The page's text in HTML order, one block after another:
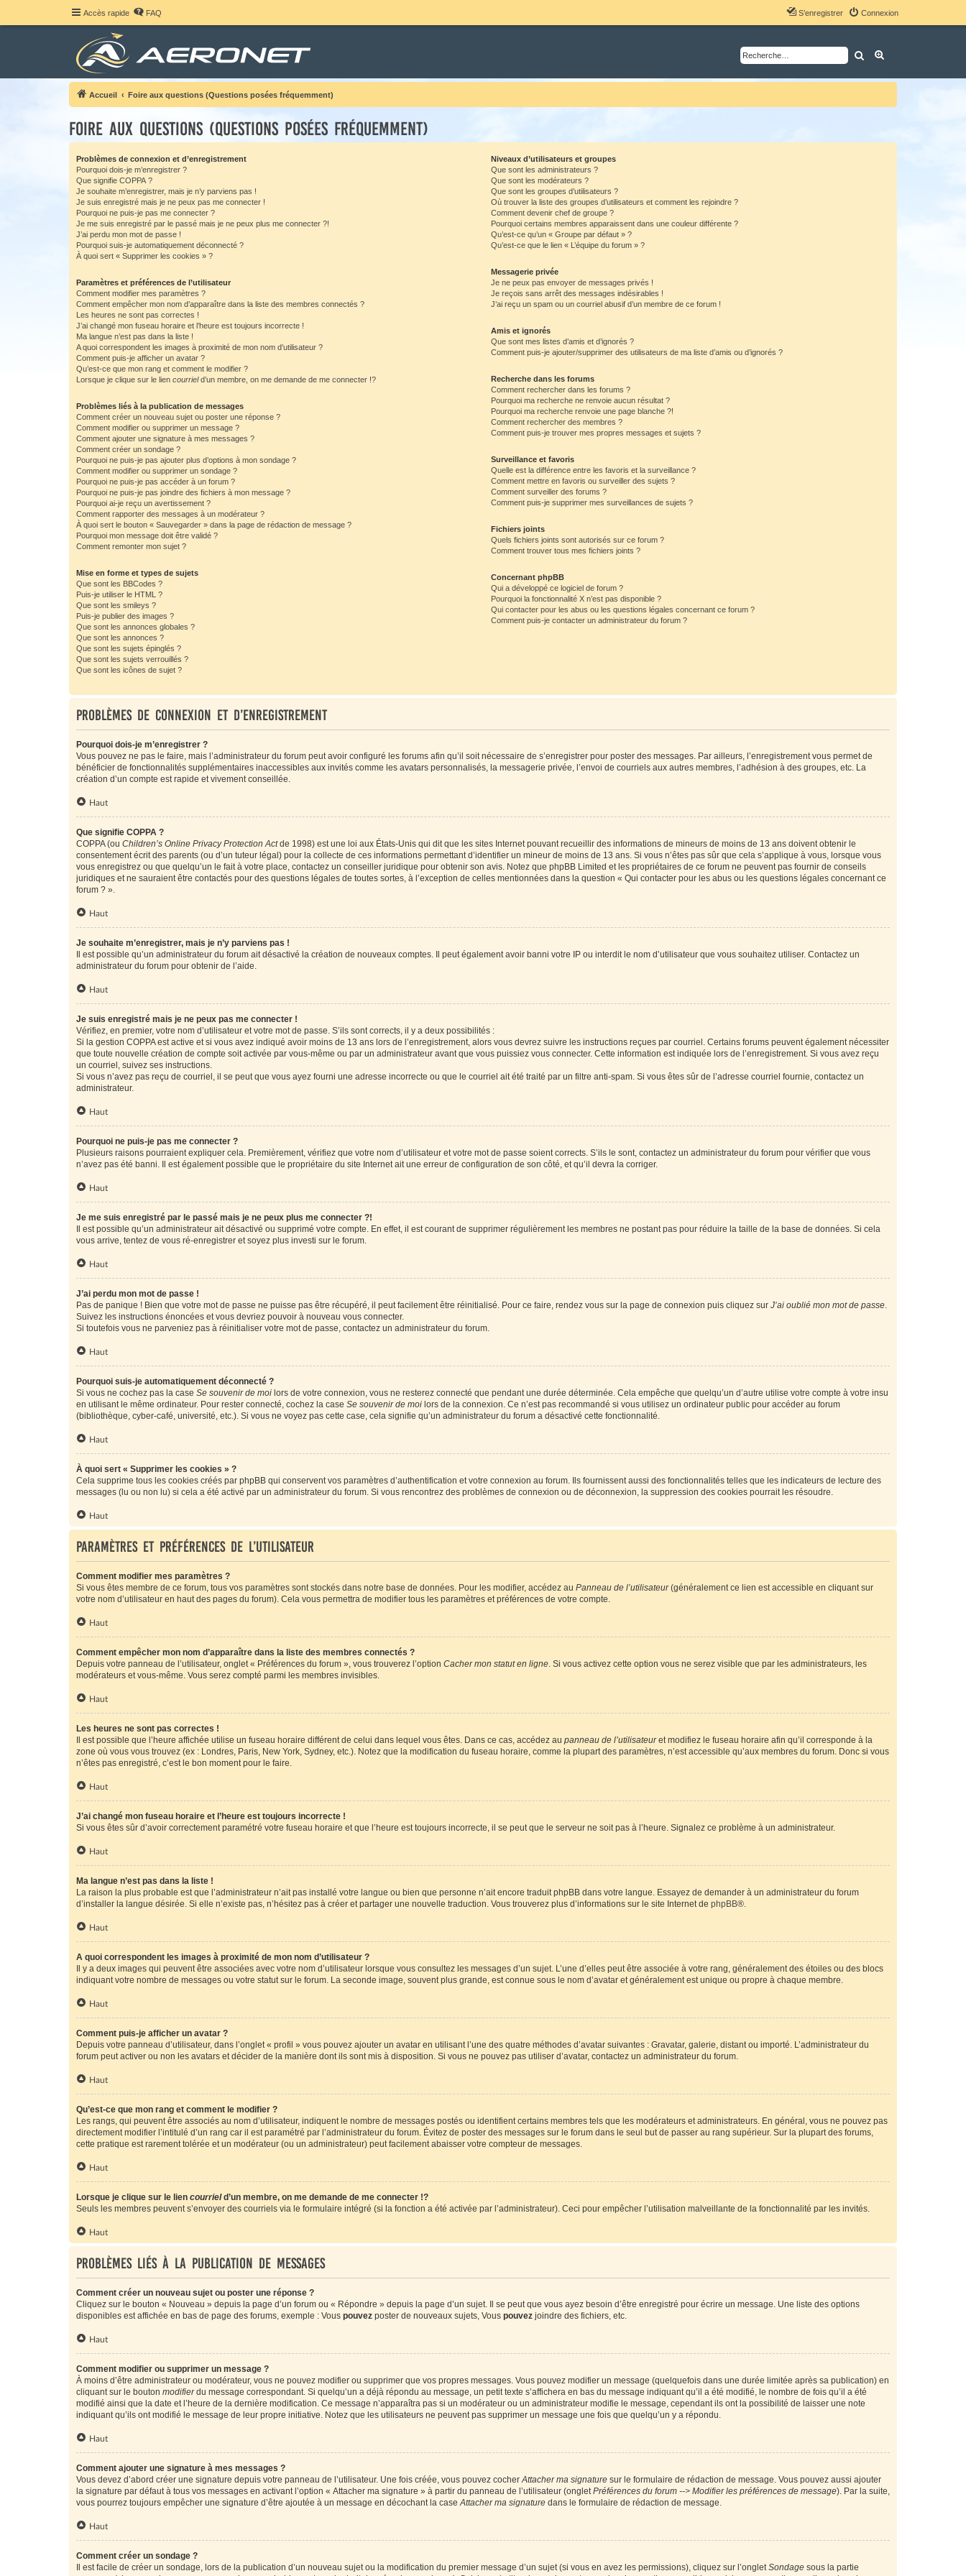
Accès rapide FAQ Connexion
S’enregistrer
Rechercher
Accueil Foire aux questions (Questions posées fréquemment)
Foire aux questions (Questions posées fréquemment)
Problèmes de connexion et d’enregistrement
Pourquoi dois-je m’enregistrer ?
Que signifie COPPA ?
Je souhaite m’enregistrer, mais je n’y parviens pas !
Je suis enregistré mais je ne peux pas me connecter !
Pourquoi ne puis-je pas me connecter ?
Je me suis enregistré par le passé mais je ne peux plus me connecter ?!
J’ai perdu mon mot de passe !
Pourquoi suis-je automatiquement déconnecté ?
À quoi sert « Supprimer les cookies » ?
Paramètres et préférences de l’utilisateur
Comment modifier mes paramètres ?
Comment empêcher mon nom d’apparaître dans la liste des membres connectés ?
Les heures ne sont pas correctes !
J’ai changé mon fuseau horaire et l’heure est toujours incorrecte !
Ma langue n’est pas dans la liste !
A quoi correspondent les images à proximité de mon nom d’utilisateur ?
Comment puis-je afficher un avatar ?
Qu’est-ce que mon rang et comment le modifier ?
Lorsque je clique sur le lien courrield’un membre, on me demande de me connecter !?
Problèmes liés à la publication de messages
Comment créer un nouveau sujet ou poster une réponse ?
Comment modifier ou supprimer un message ?
Comment ajouter une signature à mes messages ?
Comment créer un sondage ?
Pourquoi ne puis-je pas ajouter plus d’options à mon sondage ?
Comment modifier ou supprimer un sondage ?
Pourquoi ne puis-je pas accéder à un forum ?
Pourquoi ne puis-je pas joindre des fichiers à mon message ?
Pourquoi ai-je reçu un avertissement ?
Comment rapporter des messages à un modérateur ?
À quoi sert le bouton « Sauvegarder » dans la page de rédaction de message ?
Pourquoi mon message doit être validé ?
Comment remonter mon sujet ?
Mise en forme et types de sujets
Que sont les BBCodes ?
Puis-je utiliser le HTML ?
Que sont les smileys ?
Puis-je publier des images ?
Que sont les annonces globales ?
Que sont les annonces ?
Que sont les sujets épinglés ?
Que sont les sujets verrouillés ?
Que sont les icônes de sujet ?
Niveaux d’utilisateurs et groupes
Que sont les administrateurs ?
Que sont les modérateurs ?
Que sont les groupes d’utilisateurs ?
Où trouver la liste des groupes d’utilisateurs et comment les rejoindre ?
Comment devenir chef de groupe ?
Pourquoi certains membres apparaissent dans une couleur différente ?
Qu’est-ce qu’un « Groupe par défaut » ?
Qu’est-ce que le lien « L’équipe du forum » ?
Messagerie privée
Je ne peux pas envoyer de messages privés !
Je reçois sans arrêt des messages indésirables !
J’ai reçu un spam ou un courriel abusif d’un membre de ce forum !
Amis et ignorés
Que sont mes listes d’amis et d’ignorés ?
Comment puis-je ajouter/supprimer des utilisateurs de ma liste d’amis ou d’ignorés ?
Recherche dans les forums
Comment rechercher dans les forums ?
Pourquoi ma recherche ne renvoie aucun résultat ?
Pourquoi ma recherche renvoie une page blanche ?!
Comment rechercher des membres ?
Comment puis-je trouver mes propres messages et sujets ?
Surveillance et favoris
Quelle est la différence entre les favoris et la surveillance ?
Comment mettre en favoris ou surveiller des sujets ?
Comment surveiller des forums ?
Comment puis-je supprimer mes surveillances de sujets ?
Fichiers joints
Quels fichiers joints sont autorisés sur ce forum ?
Comment trouver tous mes fichiers joints ?
Concernant phpBB
Qui a développé ce logiciel de forum ?
Pourquoi la fonctionnalité X n’est pas disponible ?
Qui contacter pour les abus ou les questions légales concernant ce forum ?
Comment puis-je contacter un administrateur du forum ?
Problèmes de connexion et d’enregistrement
Pourquoi dois-je m’enregistrer ?
Vous pouvez ne pas le faire, mais l’administrateur du forum peut avoir configuré les forums afin qu’il soit nécessaire de s’enregistrer pour poster des messages. Par ailleurs, l’enregistrement vous permet de
bénéficier de fonctionnalités supplémentaires inaccessibles aux invités comme les avatars personnalisés, la messagerie privée, l’envoi de courriels aux autres membres, l’adhésion à des groupes, etc. La
création d’un compte est rapide et vivement conseillée.
Haut
Que signifie COPPA ?
COPPA (ou Children’s Online Privacy Protection Actde 1998) est une loi aux États-Unis qui dit que les sites Internet pouvant recueillir des informations de mineurs de moins de 13 ans doivent obtenir le
consentement écrit des parents (ou d’un tuteur légal) pour la collecte de ces informations permettant d’identifier un mineur de moins de 13 ans. Si vous n’êtes pas sûr que cela s’applique à vous, lorsque vous
vous enregistrez ou que quelqu’un le fait à votre place, contactez un conseiller juridique pour obtenir son avis. Notez que phpBB Limited et les propriétaires de ce forum ne peuvent pas fournir de conseils
juridiques et ne sauraient être contactés pour des questions légales de toutes sortes, à l’exception de celles mentionnées dans la question « Qui contacter pour les abus ou les questions légales concernant ce
forum ? ».
Haut
Je souhaite m’enregistrer, mais je n’y parviens pas !
Il est possible qu’un administrateur du forum ait désactivé la création de nouveaux comptes. Il peut également avoir banni votre IP ou interdit le nom d’utilisateur que vous souhaitez utiliser. Contactez un
administrateur du forum pour obtenir de l’aide.
Haut
Je suis enregistré mais je ne peux pas me connecter !
Vérifiez, en premier, votre nom d’utilisateur et votre mot de passe. S’ils sont corrects, il y a deux possibilités :
Si la gestion COPPA est active et si vous avez indiqué avoir moins de 13 ans lors de l’enregistrement, alors vous devrez suivre les instructions reçues par courriel. Certains forums peuvent également nécessiter
que toute nouvelle création de compte soit activée par vous-même ou par un administrateur avant que vous puissiez vous connecter. Cette information est indiquée lors de l’enregistrement. Si vous avez reçu
un courriel, suivez ses instructions.
Si vous n’avez pas reçu de courriel, il se peut que vous ayez fourni une adresse incorrecte ou que le courriel ait été traité par un filtre anti-spam. Si vous êtes sûr de l’adresse courriel fournie, contactez un
administrateur.
Haut
Pourquoi ne puis-je pas me connecter ?
Plusieurs raisons pourraient expliquer cela. Premièrement, vérifiez que votre nom d’utilisateur et votre mot de passe soient corrects. S’ils le sont, contactez un administrateur du forum pour vérifier que vous
n’avez pas été banni. Il est également possible que le propriétaire du site Internet ait une erreur de configuration de son côté, et qu’il devra la corriger.
Haut
Je me suis enregistré par le passé mais je ne peux plus me connecter ?!
Il est possible qu’un administrateur ait désactivé ou supprimé votre compte. En effet, il est courant de supprimer régulièrement les membres ne postant pas pour réduire la taille de la base de données. Si cela
vous arrive, tentez de vous ré-enregistrer et soyez plus investi sur le forum.
Haut
J’ai perdu mon mot de passe !
Pas de panique ! Bien que votre mot de passe ne puisse pas être récupéré, il peut facilement être réinitialisé. Pour ce faire, rendez vous sur la page de connexion puis cliquez sur J’ai oublié mon mot de passe.
Suivez les instructions énoncées et vous devriez pouvoir à nouveau vous connecter.
Si toutefois vous ne parveniez pas à réinitialiser votre mot de passe, contactez un administrateur du forum.
Haut
Pourquoi suis-je automatiquement déconnecté ?
Si vous ne cochez pas la case Se souvenir de moi lors de votre connexion, vous ne resterez connecté que pendant une durée déterminée. Cela empêche que quelqu’un d’autre utilise votre compte à votre insu
en utilisant le même ordinateur. Pour rester connecté, cochez la case Se souvenir de moi lors de la connexion. Ce n’est pas recommandé si vous utilisez un ordinateur public pour accéder au forum
(bibliothèque, cyber-café, université, etc.). Si vous ne voyez pas cette case, cela signifie qu’un administrateur du forum a désactivé cette fonctionnalité.
Haut
À quoi sert « Supprimer les cookies » ?
Cela supprime tous les cookies créés par phpBB qui conservent vos paramètres d’authentification et votre connexion au forum. Ils fournissent aussi des fonctionnalités telles que les indicateurs de lecture des
messages (lu ou non lu) si cela a été activé par un administrateur du forum. Si vous rencontrez des problèmes de connexion ou de déconnexion, la suppression des cookies pourrait les résoudre.
Haut
Paramètres et préférences de l’utilisateur
Comment modifier mes paramètres ?
Si vous êtes membre de ce forum, tous vos paramètres sont stockés dans notre base de données. Pour les modifier, accédez au Panneau de l’utilisateur(généralement ce lien est accessible en cliquant sur
votre nom d’utilisateur en haut des pages du forum). Cela vous permettra de modifier tous les paramètres et préférences de votre compte.
Haut
Comment empêcher mon nom d’apparaître dans la liste des membres connectés ?
Depuis votre panneau de l’utilisateur, onglet « Préférences du forum », vous trouverez l’option Cacher mon statut en ligne. Si vous activez cette option vous ne serez visible que par les administrateurs, les
modérateurs et vous-même. Vous serez compté parmi les membres invisibles.
Haut
Les heures ne sont pas correctes !
Il est possible que l’heure affichée utilise un fuseau horaire différent de celui dans lequel vous êtes. Dans ce cas, accédez au panneau de l’utilisateuret modifiez le fuseau horaire afin qu’il corresponde à la
zone où vous vous trouvez (ex : Londres, Paris, New York, Sydney, etc.). Notez que la modification du fuseau horaire, comme la plupart des paramètres, n’est accessible qu’aux membres du forum. Donc si vous
n’êtes pas enregistré, c’est le bon moment pour le faire.
Haut
J’ai changé mon fuseau horaire et l’heure est toujours incorrecte !
Si vous êtes sûr d’avoir correctement paramétré votre fuseau horaire et que l’heure est toujours incorrecte, il se peut que le serveur ne soit pas à l’heure. Signalez ce problème à un administrateur.
Haut
Ma langue n’est pas dans la liste !
La raison la plus probable est que l’administrateur n’ait pas installé votre langue ou bien que personne n’ait encore traduit phpBB dans votre langue. Essayez de demander à un administrateur du forum
d’installer la langue désirée. Si elle n’existe pas, n’hésitez pas à créer et partager une nouvelle traduction. Vous trouverez plus d’informations sur le site Internet de phpBB®.
Haut
A quoi correspondent les images à proximité de mon nom d’utilisateur ?
Il y a deux images qui peuvent être associées avec votre nom d’utilisateur lorsque vous consultez les messages d’un sujet. L’une d’elles peut être associée à votre rang, généralement des étoiles ou des blocs
indiquant votre nombre de messages ou votre statut sur le forum. La seconde image, souvent plus grande, est connue sous le nom d’avatar et généralement est unique ou propre à chaque membre.
Haut
Comment puis-je afficher un avatar ?
Depuis votre panneau d’utilisateur, dans l’onglet « profil » vous pouvez ajouter un avatar en utilisant l’une des quatre méthodes d’avatar suivantes : Gravatar, galerie, distant ou importé. L’administrateur du
forum peut activer ou non les avatars et décider de la manière dont ils sont mis à disposition. Si vous ne pouvez pas utiliser d’avatar, contactez un administrateur du forum.
Haut
Qu’est-ce que mon rang et comment le modifier ?
Les rangs, qui peuvent être associés au nom d’utilisateur, indiquent le nombre de messages postés ou identifient certains membres tels que les modérateurs et administrateurs. En général, vous ne pouvez pas
directement modifier l’intitulé d’un rang car il est paramétré par l’administrateur du forum. Évitez de poster des messages sur le forum dans le seul but de passer au rang supérieur. Sur la plupart des forums,
cette pratique est rarement tolérée et un modérateur (ou un administrateur) peut facilement abaisser votre compteur de messages.
Haut
Lorsque je clique sur le lien courrield’un membre, on me demande de me connecter !?
Seuls les membres peuvent s’envoyer des courriels via le formulaire intégré (si la fonction a été activée par l’administrateur). Ceci pour empêcher l’utilisation malveillante de la fonctionnalité par les invités.
Haut
Problèmes liés à la publication de messages
Comment créer un nouveau sujet ou poster une réponse ?
Cliquez sur le bouton « Nouveau » depuis la page d’un forum ou « Répondre » depuis la page d’un sujet. Il se peut que vous ayez besoin d’être enregistré pour écrire un message. Une liste des options
disponibles est affichée en bas de page des forums, exemple : Vous pouvez poster de nouveaux sujets, Vous pouvez joindre des fichiers, etc.
Haut
Comment modifier ou supprimer un message ?
À moins d’être administrateur ou modérateur, vous ne pouvez modifier ou supprimer que vos propres messages. Vous pouvez modifier un message (quelquefois dans une durée limitée après sa publication) en
cliquant sur le bouton modifierdu message correspondant. Si quelqu’un a déjà répondu au message, un petit texte s’affichera en bas du message indiquant qu’il a été modifié, le nombre de fois qu’il a été
modifié ainsi que la date et l’heure de la dernière modification. Ce message n’apparaîtra pas si un modérateur ou un administrateur modifie le message, cependant ils ont la possibilité de laisser une note
indiquant qu’ils ont modifié le message de leur propre initiative. Notez que les utilisateurs ne peuvent pas supprimer un message une fois que quelqu’un y a répondu.
Haut
Comment ajouter une signature à mes messages ?
Vous devez d’abord créer une signature depuis votre panneau de l’utilisateur. Une fois créée, vous pouvez cocherAttacher ma signature sur le formulaire de rédaction de message. Vous pouvez aussi ajouter
la signature par défaut à tous vos messages en activant l’option « Attacher ma signature » à partir du panneau de l’utilisateur (ongletPréférences du forum --> Modifier les préférences de message). Par la suite,
vous pourrez toujours empêcher une signature d’être ajoutée à un message en décochant la caseAttacher ma signature dans le formulaire de rédaction de message.
Haut
Comment créer un sondage ?
Il est facile de créer un sondage, lors de la publication d’un nouveau sujet ou la modification du premier message d’un sujet (si vous en avez les permissions), cliquez sur l’ongletSondage sous la partie